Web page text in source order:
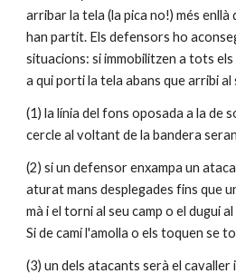
arribar la tela (la pica no!) més enllà
han partit. Els defensors ho
situacions: si immobilitzen a tots
a qui porti la tela abans que arribi
(1) la línia del fons oposada a la de
cercle al voltant de la bandera
(2) si un defensor enxampa un
aturat mans desplegades fins que
mà i el torni al seu camp o el dugui
Si de camí l'amolla o els toquen se
(3) un dels atacants serà el